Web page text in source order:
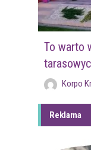
To warto
Korpo
Reklama